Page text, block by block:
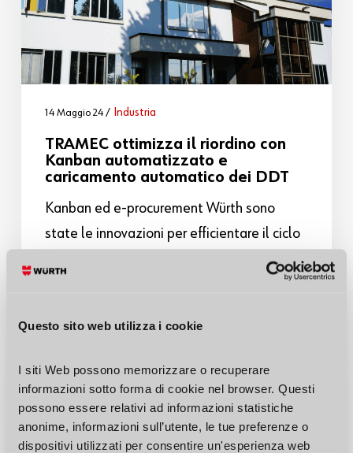
Questo sito web utilizza i cookie
I siti Web possono memorizzare o recuperare
informazioni sotto forma di cookie nel browser. Questi
possono essere relativi ad informazioni statistiche
anonime, informazioni sull’utente, le tue preferenze o
dispositivi utilizzati per consentire un'esperienza web
14 Maggio 24 Industria
TRAMEC ottimizza il riordino con
Kanban automatizzato e
caricamento automatico dei DDT
Kanban ed e-procurement Würth sono
state le innovazioni per efficientare il ciclo